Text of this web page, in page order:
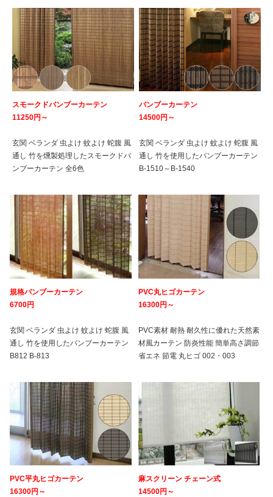
スモークドバンブーカーテン
11250円～
玄関 ベランダ 虫よけ 蚊よけ 蛇腹 風
通し 竹を燻製処理したスモークドバ
ンブーカーテン 全6色
バンブーカーテン
14500円～
玄関 ベランダ 虫よけ 蚊よけ 蛇腹 風
通し 竹を使用したバンブーカーテン
B-1510～B-1540
規格バンブーカーテン
6700円
玄関 ベランダ 虫よけ 蚊よけ 蛇腹 風
通し 竹を使用したバンブーカーテン
B812 B-813
PVC丸ヒゴカーテン
16300円～
PVC素材 耐熱 耐久性に優れた天然素
材風カーテン 防炎性能 簡単高さ調節
省エネ 節電 丸ヒゴ 002・003
PVC平丸ヒゴカーテン
16300円～
麻スクリーン チェーン式
14500円～